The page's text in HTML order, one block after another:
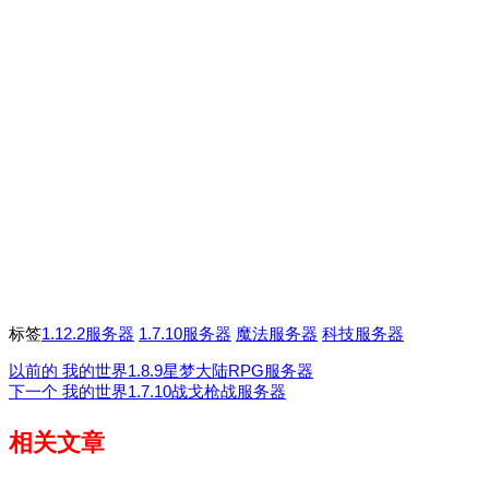
标签1.12.2服务器 1.7.10服务器 魔法服务器 科技服务器
以前的 我的世界1.8.9星梦大陆RPG服务器
下一个 我的世界1.7.10战戈枪战服务器
相关文章